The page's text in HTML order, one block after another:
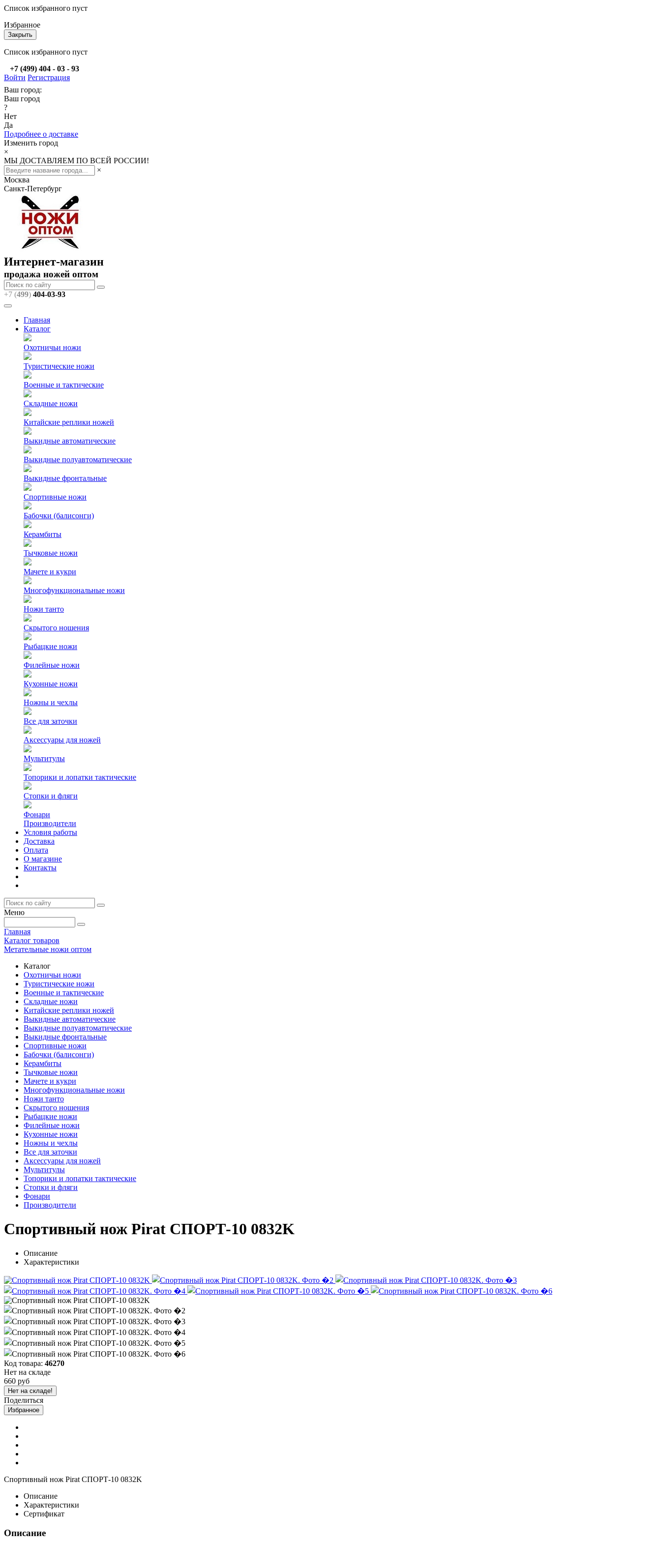
Список избранного пуст
Избранное
Закрыть
Список избранного пуст
+7 (499) 404 - 03 - 93
Войти Регистрация
Ваш город:
Ваш город
?
Нет
Да
Подробнее о доставке
Изменить город
×
МЫ ДОСТАВЛЯЕМ ПО ВСЕЙ РОССИИ!
×
Москва
Санкт-Петербург
Интернет-магазин
продажа ножей оптом
+7 (499) 404-03-93
Главная
Каталог
Охотничьи ножи
Туристические ножи
Военные и тактические
Складные ножи
Китайские реплики ножей
Выкидные автоматические
Выкидные полуавтоматические
Выкидные фронтальные
Спортивные ножи
Бабочки (балисонги)
Керамбиты
Тычковые ножи
Мачете и кукри
Многофункциональные ножи
Ножи танто
Скрытого ношения
Рыбацкие ножи
Филейные ножи
Кухонные ножи
Ножны и чехлы
Все для заточки
Аксессуары для ножей
Мультитулы
Топорики и лопатки тактические
Стопки и фляги
Фонари
Производители
Условия работы
Доставка
Оплата
О магазине
Контакты
Меню
Главная
Каталог товаров
Метательные ножи оптом
Каталог
Охотничьи ножи
Туристические ножи
Военные и тактические
Складные ножи
Китайские реплики ножей
Выкидные автоматические
Выкидные полуавтоматические
Выкидные фронтальные
Спортивные ножи
Бабочки (балисонги)
Керамбиты
Тычковые ножи
Мачете и кукри
Многофункциональные ножи
Ножи танто
Скрытого ношения
Рыбацкие ножи
Филейные ножи
Кухонные ножи
Ножны и чехлы
Все для заточки
Аксессуары для ножей
Мультитулы
Топорики и лопатки тактические
Стопки и фляги
Фонари
Производители
Спортивный нож Pirat СПОРТ-10 0832K
Описание
Характеристики
Код товара: 46270
Нет на складе
660 руб
Нет на складе!
Поделиться
Избранное
Спортивный нож Pirat СПОРТ-10 0832K
Описание
Характеристики
Сертификат
Описание